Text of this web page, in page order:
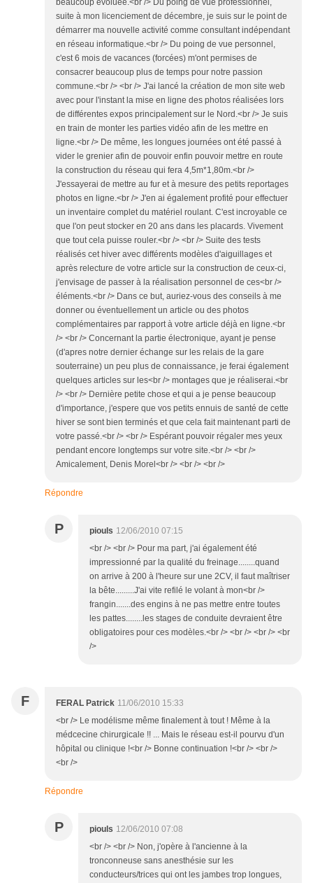
beaucoup évoluée.<br /> Du poing de vue professionnel,
suite à mon licenciement de décembre, je suis sur le point de
démarrer ma nouvelle activité comme consultant indépendant
en réseau informatique.<br /> Du poing de vue personnel,
c'est 6 mois de vacances (forcées) m'ont permises de
consacrer beaucoup plus de temps pour notre passion
commune.<br /> <br /> J'ai lancé la création de mon site web
avec pour l'instant la mise en ligne des photos réalisées lors
de différentes expos principalement sur le Nord.<br /> Je suis
en train de monter les parties vidéo afin de les mettre en
ligne.<br /> De même, les longues journées ont été passé à
vider le grenier afin de pouvoir enfin pouvoir mettre en route
la construction du réseau qui fera 4,5m*1,80m.<br />
J'essayerai de mettre au fur et à mesure des petits reportages
photos en ligne.<br /> J'en ai également profité pour effectuer
un inventaire complet du matériel roulant. C'est incroyable ce
que l'on peut stocker en 20 ans dans les placards. Vivement
que tout cela puisse rouler.<br /> <br /> Suite des tests
réalisés cet hiver avec différents modèles d'aiguillages et
après relecture de votre article sur la construction de ceux-ci,
j'envisage de passer à la réalisation personnel de ces<br />
éléments.<br /> Dans ce but, auriez-vous des conseils à me
donner ou éventuellement un article ou des photos
complémentaires par rapport à votre article déjà en ligne.<br
/> <br /> Concernant la partie électronique, ayant je pense
(d'apres notre dernier échange sur les relais de la gare
souterraine) un peu plus de connaissance, je ferai également
quelques articles sur les<br /> montages que je réaliserai.<br
/> <br /> Dernière petite chose et qui a je pense beaucoup
d'importance, j'espere que vos petits ennuis de santé de cette
hiver se sont bien terminés et que cela fait maintenant parti de
votre passé.<br /> <br /> Espérant pouvoir régaler mes yeux
pendant encore longtemps sur votre site.<br /> <br />
Amicalement, Denis Morel<br /> <br /> <br />
Répondre
P piouls 12/06/2010 07:15
<br /> <br /> Pour ma part, j'ai également été
impressionné par la qualité du freinage........quand
on arrive à 200 à l'heure sur une 2CV, il faut maîtriser
la bête.........J'ai vite refilé le volant à mon<br />
frangin.......des engins à ne pas mettre entre toutes
les pattes........les stages de conduite devraient être
obligatoires pour ces modèles.<br /> <br /> <br /> <br
/>
F FERAL Patrick 11/06/2010 15:33
<br /> Le modélisme même finalement à tout ! Même à la
médcecine chirurgicale !! ... Mais le réseau est-il pourvu d'un
hôpital ou clinique !<br /> Bonne continuation !<br /> <br />
<br />
Répondre
P piouls 12/06/2010 07:08
<br /> <br /> Non, j'opère à l'ancienne à la
tronconneuse sans anesthésie sur les
conducteurs/trices qui ont les jambes trop longues,